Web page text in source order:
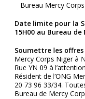
– Bureau Mercy
Date limite pour la
15H00 au Bureau
Soumettre les offres
Mercy Corps Niger à
Rue YN 09 à
Résident de l’ONG
20 73 96 33/34.
Bureau de Mercy